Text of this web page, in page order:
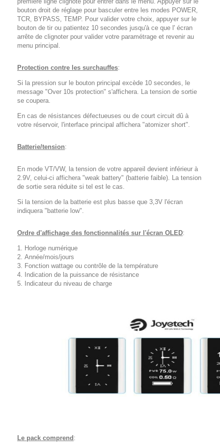
bouton droit de réglage pour basculer entre les modes POWER,
TCR, BYPASS, TEMP. Pour valider votre choix, appuyer sur le
bouton de tir ou patientez 10 secondes jusqu'à ce que l' écran
arrête de clignoter pour valider votre paramétrage et revenir au
menu principal.
Protection contre les surchauffes:
Si la pression sur le bouton principal excède 10 secondes, le
message "Over 10s protection" s'affichera. La tension de sortie
se coupera.
En cas de résistances défectueuses ou de court circuit dû à
votre réservoir, l'interface principal affichera "atomizer short".
Batterie/tension:
En mode VT/VW, la tension de votre appareil devient inférieur à
2.9V, celui-ci affichera "weak battery" (batterie faible). La tension
de sortie sera réduite si tel est le cas.
Si la tension de la batterie est plus basse que 3,3V l'écran
indiquera "batterie low".
Ordre d'affichage des fonctionnalités sur l'écran OLED:
Horloge numérique
Année/mois/jours
Fonction wattage ou contrôle de la température
Indication de la puissance de résistance
Indicateur du niveau de charge
Le pack comprend :